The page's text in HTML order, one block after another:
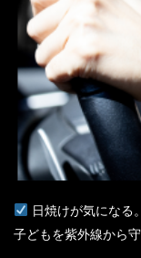
日焼けが気になる。
子どもを紫外線から